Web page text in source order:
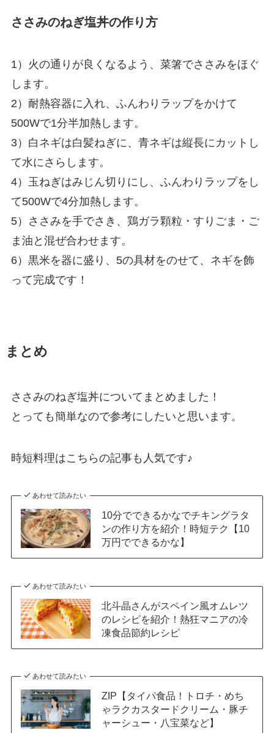
ささみのねぎ塩丼の作り方
1）火の通りが良くなるよう、菜箸でささみをほぐ
します。
2）耐熱容器に入れ、ふんわりラップをかけて
500Wで1分半加熱します。
3）白ネギは白髪ねぎに、青ネギは縦長にカットし
て水にさらします。
4）玉ねぎはみじん切りにし、ふんわりラップをし
て500Wで4分加熱します。
5）ささみを手でさき、鶏ガラ顆粒・すりごま・ご
ま油と混ぜ合わせます。
6）黒米を器に盛り、5の具材をのせて、ネギを飾
って完成です！
まとめ
ささみのねぎ塩丼についてまとめました！
とっても簡単なので参考にしたいと思います。
時短料理はこちらの記事も人気です♪
あわせて読みたい
10分でできるかなでチキングラタ
ンの作り方を紹介！時短テク【10
万円でできるかな】
あわせて読みたい
北斗晶さんがスペイン風オムレツ
のレシピを紹介！熱狂マニアの冷
凍食品節約レシピ
あわせて読みたい
ZIP【タイパ食品！トロチ・めち
ゃラクカスタードクリーム・豚チ
ャーシュー・八宝菜など】